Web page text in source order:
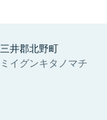
三井郡北野町
ミイグンキタノマチ